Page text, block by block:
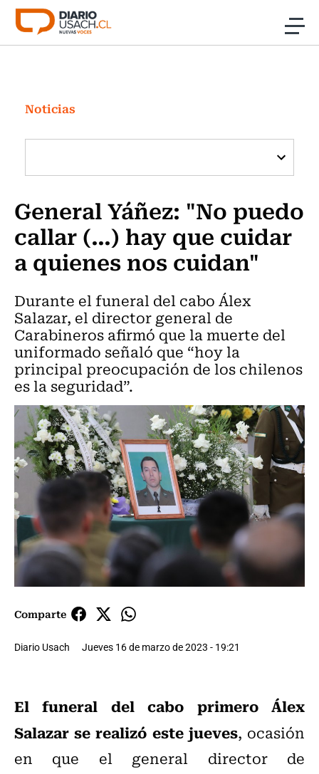
Click acá para ir directamente al contenido
Investigación
Cultura
Programas Radio y TV Usach
Noticias
General Yáñez: "No puedo
callar (…) hay que cuidar
a quienes nos cuidan"
Durante el funeral del cabo Álex
Salazar, el director general de
Carabineros afirmó que la muerte del
uniformado señaló que “hoy la
principal preocupación de los chilenos
es la seguridad”.
Comparte
Diario Usach Jueves 16 de marzo de 2023 - 19:21
El funeral del cabo primero Álex
Salazar se realizó este jueves, ocasión
en que el general director de